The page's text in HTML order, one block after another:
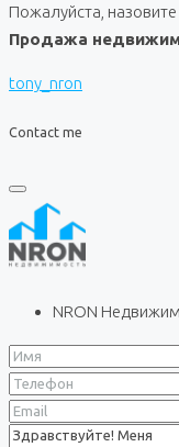
Пожалуйста,
Продажа
tony_nron
Contact me
NRON